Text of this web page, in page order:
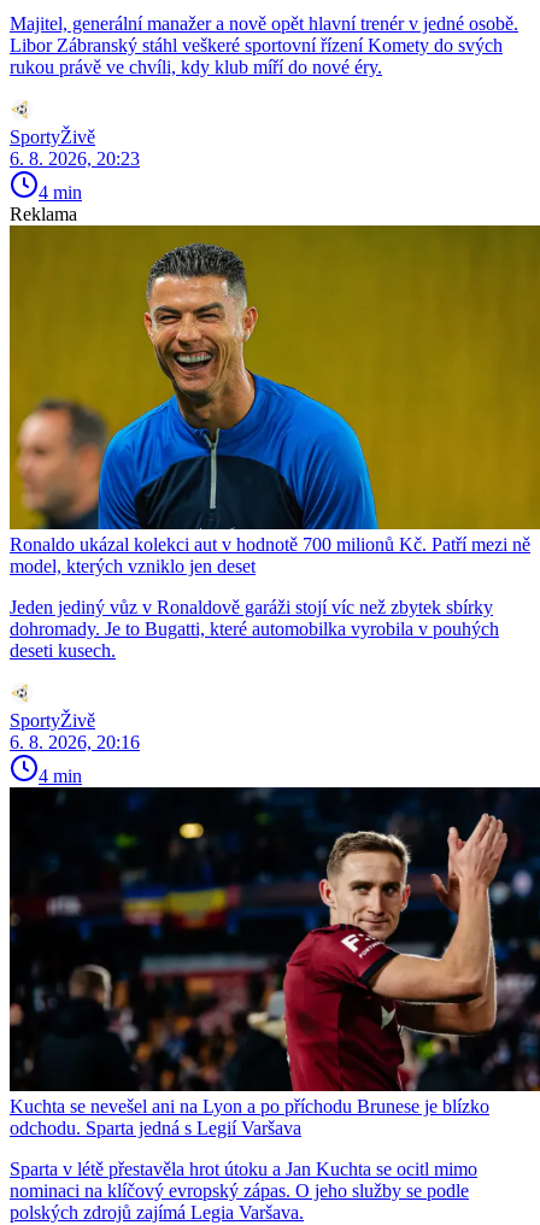
Majitel, generální manažer a nově opět hlavní trenér v jedné osobě.
Libor Zábranský stáhl veškeré sportovní řízení Komety do svých
rukou právě ve chvíli, kdy klub míří do nové éry.
SportyŽivě
6. 8. 2026, 20:23
4 min
Reklama
Ronaldo ukázal kolekci aut v hodnotě 700 milionů Kč. Patří mezi ně
model, kterých vzniklo jen deset
Jeden jediný vůz v Ronaldově garáži stojí víc než zbytek sbírky
dohromady. Je to Bugatti, které automobilka vyrobila v pouhých
deseti kusech.
SportyŽivě
6. 8. 2026, 20:16
4 min
Kuchta se nevešel ani na Lyon a po příchodu Brunese je blízko
odchodu. Sparta jedná s Legií Varšava
Sparta v létě přestavěla hrot útoku a Jan Kuchta se ocitl mimo
nominaci na klíčový evropský zápas. O jeho služby se podle
polských zdrojů zajímá Legia Varšava.